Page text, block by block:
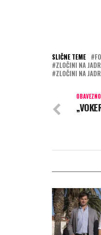
SLIČNE TEME
ZLOČINI NA
ZLOČINI NA